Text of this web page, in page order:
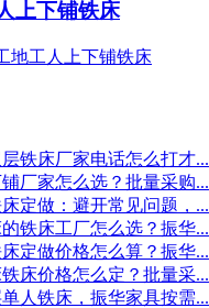
上下铺铁床
层铁床厂家电话怎么打才...
厂家怎么选？批量采购...
床定做：避开常见问题，...
的铁床工厂怎么选？振华...
床定做价格怎么算？振华...
铁床价格怎么定？批量采...
人铁床，振华家具按需...